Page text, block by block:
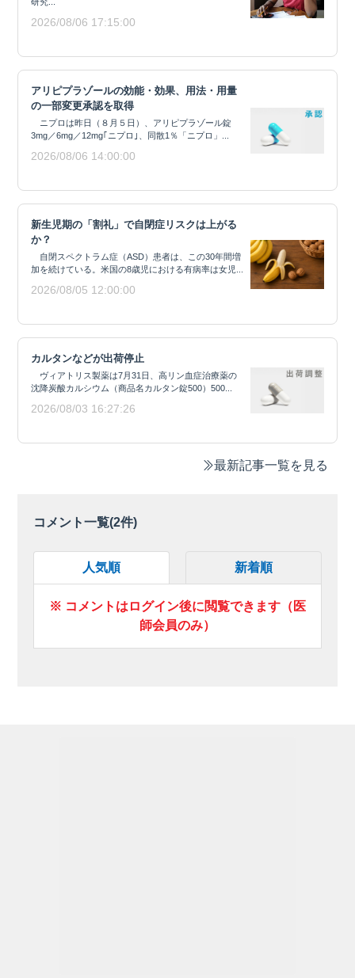
2026/08/06 17:15:00
アリピプラゾールの効能・効果、用法・用量
の一部変更承認を取得
ニプロは昨日（８月５日）、アリピプラゾール錠
3mg／6mg／12mg｢ニプロ｣、同散1％「ニプロ」...
2026/08/06 14:00:00
新生児期の「割礼」で自閉症リスクは上がる
か？
自閉スペクトラム症（ASD）患者は、この30年間増
加を続けている。米国の8歳児における有病率は女児...
2026/08/05 12:00:00
カルタンなどが出荷停止
ヴィアトリス製薬は7月31日、高リン血症治療薬の
沈降炭酸カルシウム（商品名カルタン錠500）500...
2026/08/03 16:27:26
最新記事一覧を見る
コメント一覧(2件)
人気順 新着順
※ コメントはログイン後に閲覧できます（医
師会員のみ）